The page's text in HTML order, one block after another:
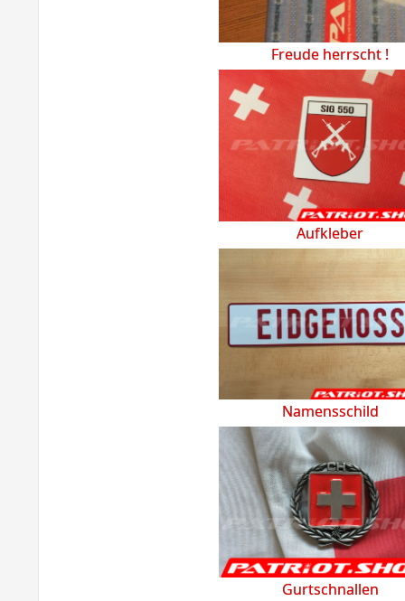
Freude herrscht !
Aufkleber
Namensschild
Gurtschnallen